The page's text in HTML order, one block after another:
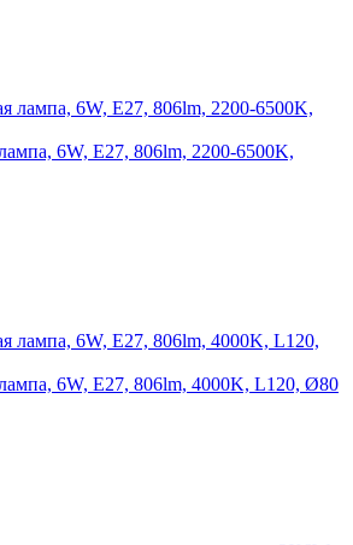
6W, E27, 806lm, 2200-6500K,
6W, E27, 806lm, 4000K, L120, Ø80